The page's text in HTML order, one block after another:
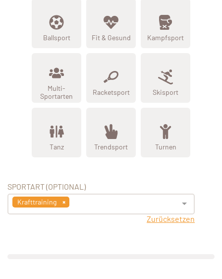
Ballsport Fit & Gesund Kampfsport
Multi-
Sportarten
Racketsport Skisport
Tanz Trendsport Turnen
SPORTART (OPTIONAL)
Krafttraining
Zurücksetzen